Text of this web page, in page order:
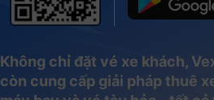
Không chỉ đặt vé xe khách,
còn cung cấp giải pháp thuê